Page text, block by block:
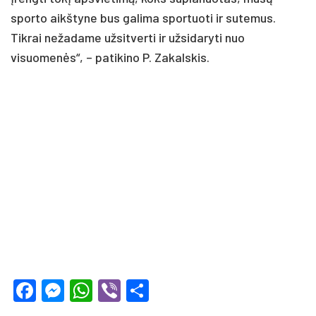
sporto aikštyne bus galima sportuoti ir sutemus.
Tikrai nežadame užsitverti ir užsidaryti nuo
visuomenės“, – patikino P. Zakalskis.
Facebook
Messenger
WhatsApp
Viber